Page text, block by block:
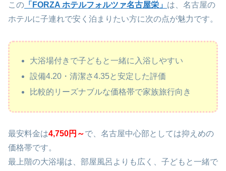
この 「FORZA ホテルフォルツァ名古屋栄」 は、名古屋の
ホテルに子連れで安く泊まりたい方に次の点が魅力です。
大浴場付きで子どもと一緒に入浴しやすい
設備4.20・清潔さ4.35と安定した評価
比較的リーズナブルな価格帯で家族旅行向き
最安料金は4,750円～で、名古屋中心部としては抑えめの
価格帯です。
最上階の大浴場は、部屋風呂よりも広く、子どもと一緒で